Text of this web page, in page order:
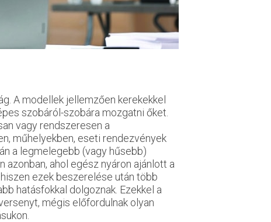
A modellek jellemzően kerekekkel
szobáról-szobára mozgatni őket.
vagy rendszeresen a
műhelyekben, eseti rendezvények
a legmelegebb (vagy hűsebb)
azonban, ahol egész nyáron ajánlott a
ezek beszerelése után több
hatásfokkal dolgoznak. Ezekkel a
mégis előfordulnak olyan